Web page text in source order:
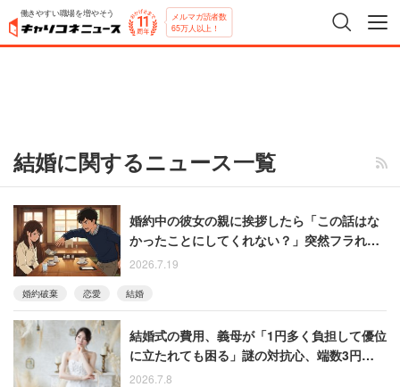
働きやすい職場を増やそう メルマガ読者数
65万人以上！
結婚に関するニュース一覧
婚約中の彼女の親に挨拶したら「この話はな
かったことにしてくれない？」突然フラれた
男性 喫茶店で1000円札を投げつけ怒りの退
2026.7.19
婚約破棄 恋愛 結婚
結婚式の費用、義母が「1円多く負担して優位
に立たれても困る」謎の対抗心、端数3円で攻
防
2026.7.8